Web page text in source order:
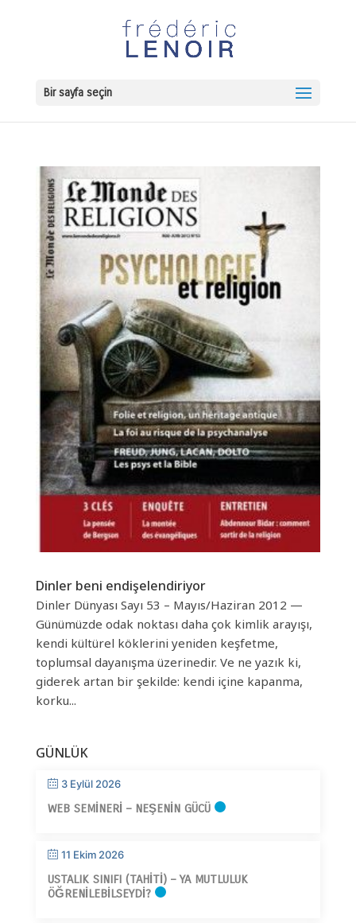
Bir sayfa seçin
Dinler beni endişelendiriyor
Dinler Dünyası Sayı 53 – Mayıs/Haziran 2012 —
Günümüzde odak noktası daha çok kimlik arayışı,
kendi kültürel köklerini yeniden keşfetme,
toplumsal dayanışma üzerinedir. Ve ne yazık ki,
giderek artan bir şekilde: kendi içine kapanma,
korku...
GÜNLÜK
3 Eylül 2026
WEB SEMINERI – NEŞENIN GÜCÜ
11 Ekim 2026
USTALIK SINIFI (TAHITI) – YA MUTLULUK
ÖĞRENILEBILSEYDI?